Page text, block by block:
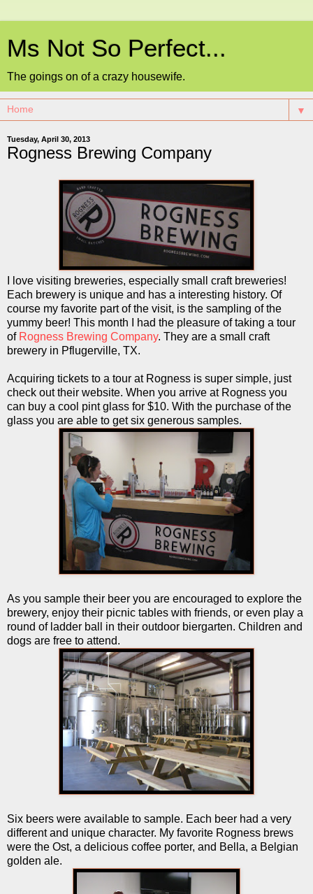
Ms Not So Perfect...
The goings on of a crazy housewife.
▼
Tuesday, April 30, 2013
Rogness Brewing Company
I love visiting breweries, especially small craft breweries!
Each brewery is unique and has a interesting history. Of
course my favorite part of the visit, is the sampling of the
yummy beer! This month I had the pleasure of taking a tour
of Rogness Brewing Company. They are a small craft
brewery in Pflugerville, TX.
Acquiring tickets to a tour at Rogness is super simple, just
check out their website. When you arrive at Rogness you
can buy a cool pint glass for $10. With the purchase of the
glass you are able to get six generous samples.
As you sample their beer you are encouraged to explore the
brewery, enjoy their picnic tables with friends, or even play a
round of ladder ball in their outdoor biergarten. Children and
dogs are free to attend.
Six beers were available to sample. Each beer had a very
different and unique character. My favorite Rogness brews
were the Ost, a delicious coffee porter, and Bella, a Belgian
golden ale.